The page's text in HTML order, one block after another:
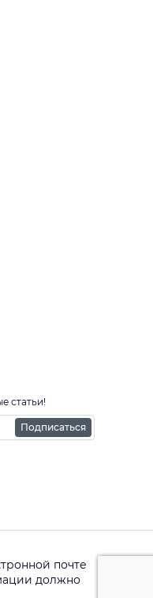
статьи!
Подписаться
почте
должно